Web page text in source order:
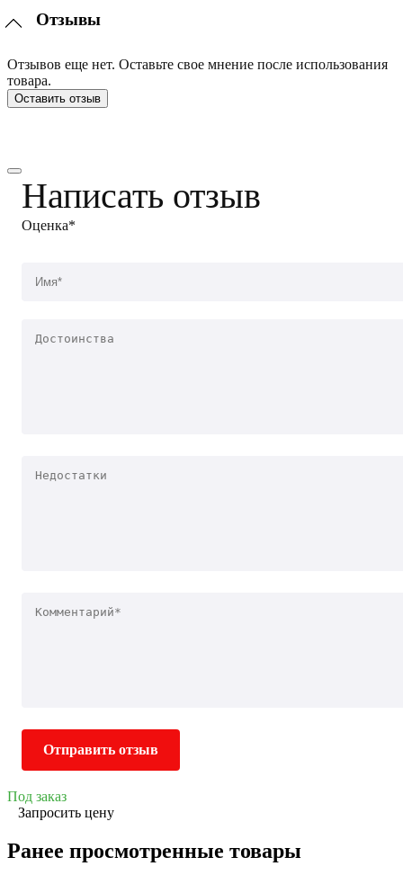
Отзывы
Отзывов еще нет. Оставьте свое мнение после использования
товара.
Оставить отзыв
Написать отзыв
Оценка*
Отправить отзыв
Под заказ
Запросить цену
Ранее просмотренные товары